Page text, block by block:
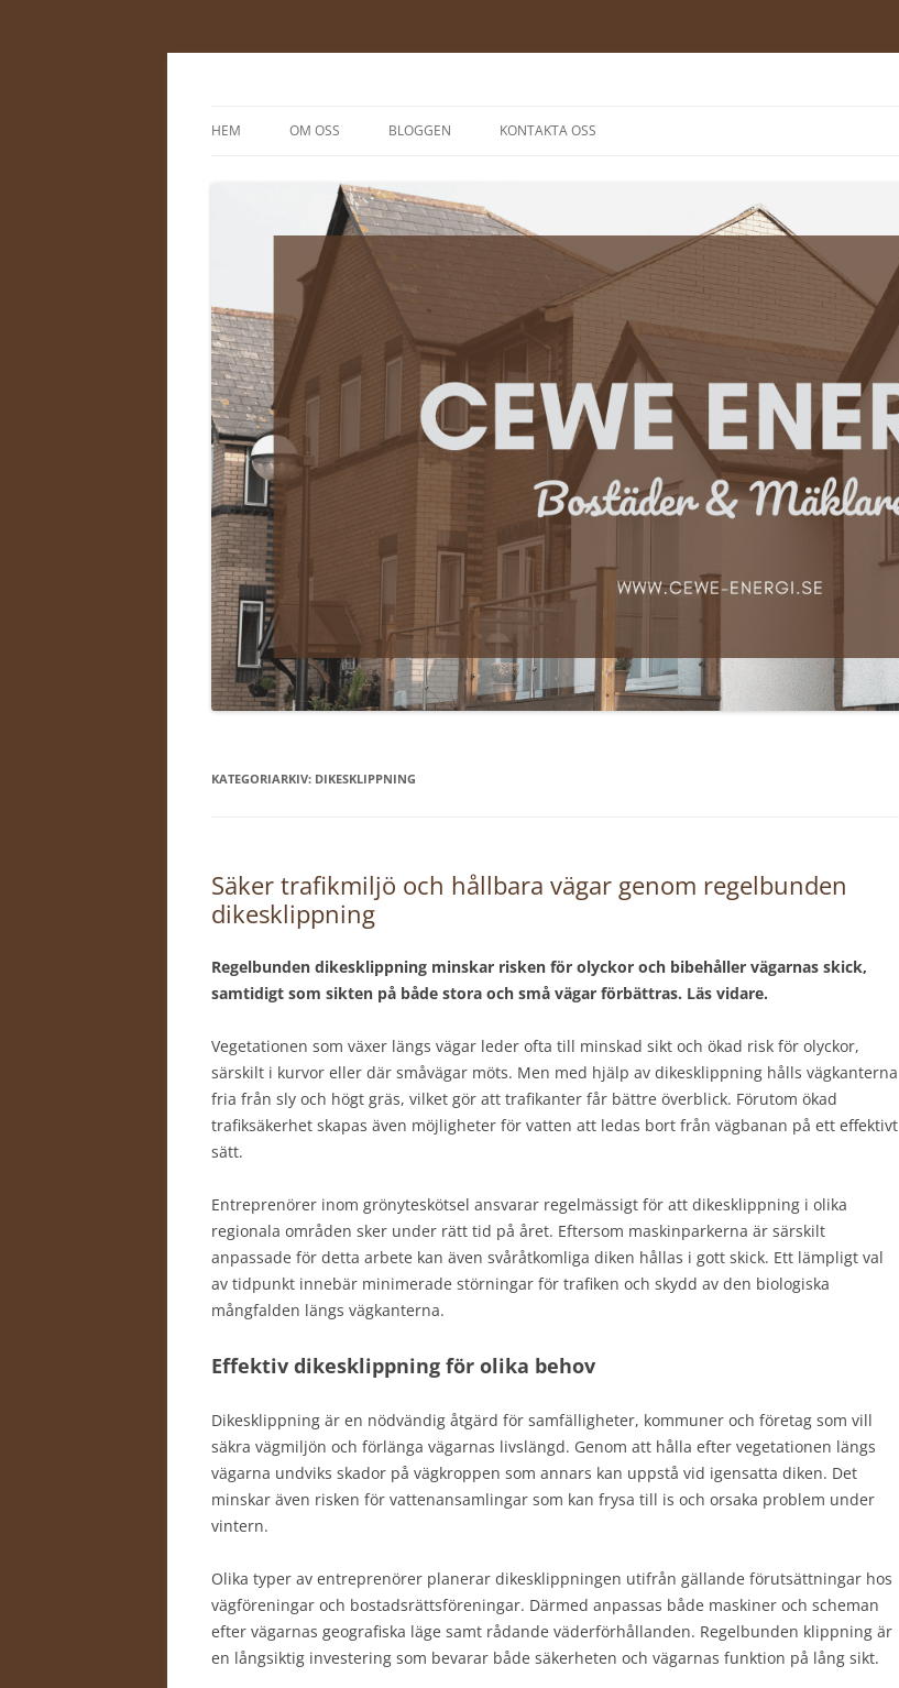
HEM OM OSS BLOGGEN KONTAKTA OSS
KATEGORIARKIV: DIKESKLIPPNING
Säker trafikmiljö och hållbara vägar genom regelbunden
dikesklippning
Regelbunden dikesklippning minskar risken för olyckor och bibehåller vägarnas skick,
samtidigt som sikten på både stora och små vägar förbättras. Läs vidare.
Vegetationen som växer längs vägar leder ofta till minskad sikt och ökad risk för olyckor,
särskilt i kurvor eller där småvägar möts. Men med hjälp av dikesklippning hålls vägkanterna
fria från sly och högt gräs, vilket gör att trafikanter får bättre överblick. Förutom ökad
trafiksäkerhet skapas även möjligheter för vatten att ledas bort från vägbanan på ett effektivt
sätt.
Entreprenörer inom grönyteskötsel ansvarar regelmässigt för att dikesklippning i olika
regionala områden sker under rätt tid på året. Eftersom maskinparkerna är särskilt
anpassade för detta arbete kan även svåråtkomliga diken hållas i gott skick. Ett lämpligt val
av tidpunkt innebär minimerade störningar för trafiken och skydd av den biologiska
mångfalden längs vägkanterna.
Effektiv dikesklippning för olika behov
Dikesklippning är en nödvändig åtgärd för samfälligheter, kommuner och företag som vill
säkra vägmiljön och förlänga vägarnas livslängd. Genom att hålla efter vegetationen längs
vägarna undviks skador på vägkroppen som annars kan uppstå vid igensatta diken. Det
minskar även risken för vattenansamlingar som kan frysa till is och orsaka problem under
vintern.
Olika typer av entreprenörer planerar dikesklippningen utifrån gällande förutsättningar hos
vägföreningar och bostadsrättsföreningar. Därmed anpassas både maskiner och scheman
efter vägarnas geografiska läge samt rådande väderförhållanden. Regelbunden klippning är
en långsiktig investering som bevarar både säkerheten och vägarnas funktion på lång sikt.